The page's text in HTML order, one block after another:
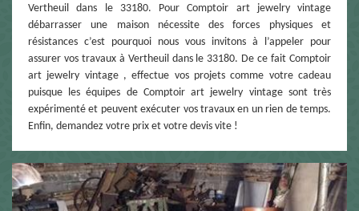
Vertheuil dans le 33180. Pour Comptoir art jewelry vintage
débarrasser une maison nécessite des forces physiques et
résistances c’est pourquoi nous vous invitons à l’appeler pour
assurer vos travaux à Vertheuil dans le 33180. De ce fait Comptoir
art jewelry vintage , effectue vos projets comme votre cadeau
puisque les équipes de Comptoir art jewelry vintage sont très
expérimenté et peuvent exécuter vos travaux en un rien de temps.
Enfin, demandez votre prix et votre devis vite !